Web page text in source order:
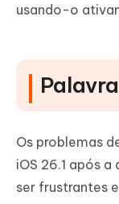
usando-o
Os problemas
iOS 26.1 após
ser frustrantes